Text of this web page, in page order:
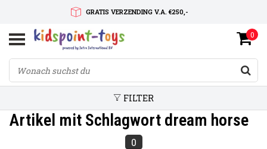
GRATIS VERZENDING V.A. €250,-
SNELLE LEVERTIJD
SERVICE OP MAAT
0
FILTER
Artikel mit Schlagwort dream horse
0